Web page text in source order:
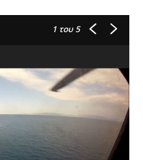
1 του 5